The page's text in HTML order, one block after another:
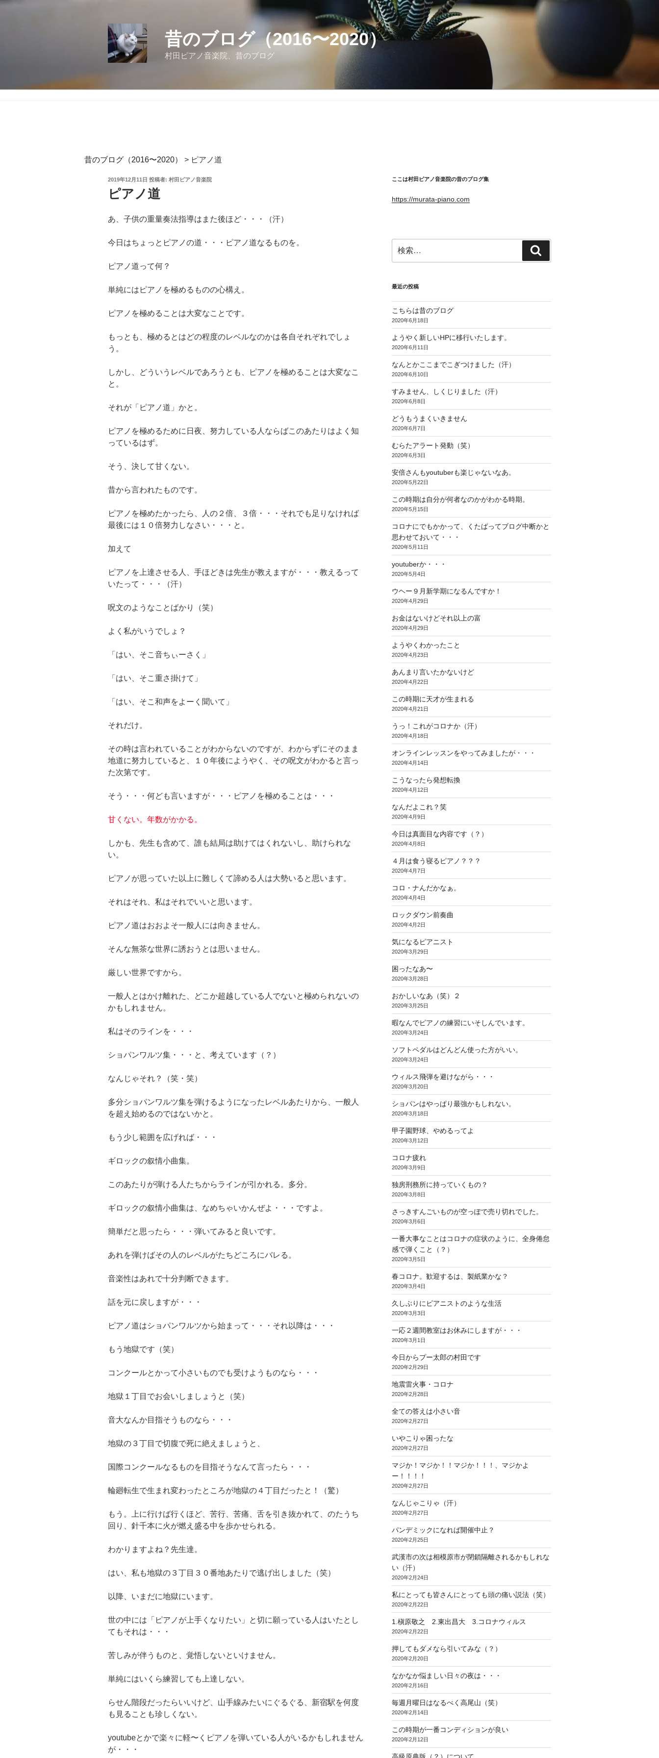
キ
昔のブログ（2016〜2020）
村田ピアノ音楽院、昔のブログ
昔のブログ（2016〜2020） > ピアノ道
投
日:
2019年12月11日 投稿者: 村田ピアノ音楽院
ピアノ道
あ、子供の重量奏法指導はまた後ほど・・・（汗）
今日はちょっとピアノの道・・・ピアノ道なるものを。
ピアノ道って何？
単純にはピアノを極めるものの心構え。
ピアノを極めることは大変なことです。
もっとも、極めるとはどの程度のレベルなのかは各自それぞれでしょ
う。
しかし、どういうレベルであろうとも、ピアノを極めることは大変なこ
と。
それが「ピアノ道」かと。
ピアノを極めるために日夜、努力している人ならばこのあたりはよく知
っているはず。
そう、決して甘くない。
昔から言われたものです。
ピアノを極めたかったら、人の２倍、３倍・・・それでも足りなければ
最後には１０倍努力しなさい・・・と。
加えて
ピアノを上達させる人、手ほどきは先生が教えますが・・・教えるって
いたって・・・（汗）
呪文のようなことばかり（笑）
よく私がいうでしょ？
「はい、そこ音ちぃーさく」
「はい、そこ重さ掛けて」
「はい、そこ和声をよーく聞いて」
それだけ。
その時は言われていることがわからないのですが、わからずにそのまま
地道に努力していると、１０年後にようやく、その呪文がわかると言っ
た次第です。
そう・・・何ども言いますが・・・ピアノを極めることは・・・
甘くない。年数がかかる。
しかも、先生も含めて、誰も結局は助けてはくれないし、助けられな
い。
ピアノが思っていた以上に難しくて諦める人は大勢いると思います。
それはそれ、私はそれでいいと思います。
ピアノ道はおおよそ一般人には向きません。
そんな無茶な世界に誘おうとは思いません。
厳しい世界ですから。
一般人とはかけ離れた、どこか超越している人でないと極められないの
かもしれません。
私はそのラインを・・・
ショパンワルツ集・・・と、考えています（？）
なんじゃそれ？（笑・笑）
多分ショパンワルツ集を弾けるようになったレベルあたりから、一般人
を超え始めるのではないかと。
もう少し範囲を広げれば・・・
ギロックの叙情小曲集。
このあたりが弾ける人たちからラインが引かれる。多分。
ギロックの叙情小曲集は、なめちゃいかんぜよ・・・ですよ。
簡単だと思ったら・・・弾いてみると良いです。
あれを弾けばその人のレベルがたちどころにバレる。
音楽性はあれで十分判断できます。
話を元に戻しますが・・・
ピアノ道はショパンワルツから始まって・・・それ以降は・・・
もう地獄です（笑）
コンクールとかって小さいものでも受けようものなら・・・
地獄１丁目でお会いしましょうと（笑）
音大なんか目指そうものなら・・・
地獄の３丁目で切腹で死に絶えましょうと、
国際コンクールなるものを目指そうなんて言ったら・・・
輪廻転生で生まれ変わったところが地獄の４丁目だったと！（驚）
もう。上に行けば行くほど、苦行、苦痛、舌を引き抜かれて、のたうち
回り、針千本に火が燃え盛る中を歩かせられる。
わかりますよね？先生達。
はい、私も地獄の３丁目３０番地あたりで逃げ出しました（笑）
以降、いまだに地獄にいます。
世の中には「ピアノが上手くなりたい」と切に願っている人はいたとし
てもそれは・・・
苦しみが伴うものと、覚悟しないといけません。
単純にはいくら練習しても上達しない。
らせん階段だったらいいけど、山手線みたいにぐるぐる、新宿駅を何度
も見ることも珍しくない。
youtubeとかで楽々に軽〜くピアノを弾いている人がいるかもしれません
が・・・
ここは村田ピアノ音楽院の昔のブログ集
https://murata-piano.com
索:
索
最近の投稿
こちらは昔のブログ
2020年6月18日
ようやく新しいHPに移行いたします。
2020年6月11日
なんとかここまでこぎつけました（汗）
2020年6月10日
すみません、しくじりました（汗）
2020年6月8日
どうもうまくいきません
2020年6月7日
むらたアラート発動（笑）
2020年6月3日
安倍さんもyoutuberも楽じゃないなあ。
2020年5月22日
この時期は自分が何者なのかがわかる時期。
2020年5月15日
コロナにでもかかって、くたばってブログ中断かと
思わせておいて・・・
2020年5月11日
youtuberか・・・
2020年5月4日
ウヘー９月新学期になるんですか！
2020年4月29日
お金はないけどそれ以上の富
2020年4月29日
ようやくわかったこと
2020年4月23日
あんまり言いたかないけど
2020年4月22日
この時期に天才が生まれる
2020年4月21日
うっ！これがコロナか（汗）
2020年4月18日
オンラインレッスンをやってみましたが・・・
2020年4月14日
こうなったら発想転換
2020年4月12日
なんだよこれ？笑
2020年4月9日
今日は真面目な内容です（？）
2020年4月8日
４月は食う寝るピアノ？？？
2020年4月7日
コロ・ナんだかなぁ。
2020年4月4日
ロックダウン前奏曲
2020年4月2日
気になるピアニスト
2020年3月29日
困ったなあ〜
2020年3月28日
おかしいなあ（笑）２
2020年3月25日
暇なんでピアノの練習にいそしんでいます。
2020年3月24日
ソフトペダルはどんどん使った方がいい。
2020年3月24日
ウィルス飛弾を避けながら・・・
2020年3月20日
ショパンはやっぱり最強かもしれない。
2020年3月18日
甲子園野球、やめるってよ
2020年3月12日
コロナ疲れ
2020年3月9日
独房刑務所に持っていくもの？
2020年3月8日
さっきすんごいものが空っぽで売り切れでした。
2020年3月6日
一番大事なことはコロナの症状のように、全身倦怠
感で弾くこと（？）
2020年3月5日
春コロナ。歓迎するは、製紙業かな？
2020年3月4日
久しぶりにピアニストのような生活
2020年3月3日
一応２週間教室はお休みにしますが・・・
2020年3月1日
今日からプー太郎の村田です
2020年2月29日
地震雷火事・コロナ
2020年2月28日
全ての答えは小さい音
2020年2月27日
いやこりゃ困ったな
2020年2月27日
マジか！マジか！！マジか！！！、マジかよ
ー！！！！
2020年2月27日
なんじゃこりゃ（汗）
2020年2月27日
パンデミックになれば開催中止？
2020年2月25日
武漢市の次は相模原市が閉鎖隔離されるかもしれな
い（汗）
2020年2月24日
私にとっても皆さんにとっても頭の痛い説法（笑）
2020年2月22日
1.槇原敬之 2.東出昌大 3.コロナウィルス
2020年2月22日
押してもダメなら引いてみな（？）
2020年2月20日
なかなか悩ましい日々の夜は・・・
2020年2月16日
毎週月曜日はなるべく高尾山（笑）
2020年2月14日
この時期が一番コンディションが良い
2020年2月12日